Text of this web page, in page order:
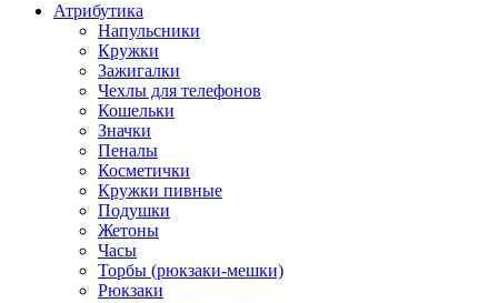
Атрибутика
Напульсники
Кружки
Зажигалки
Чехлы для телефонов
Кошельки
Значки
Пеналы
Косметички
Кружки пивные
Подушки
Жетоны
Часы
Торбы (рюкзаки-мешки)
Рюкзаки